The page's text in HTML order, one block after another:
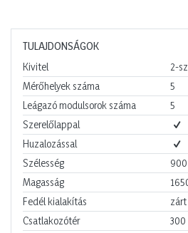
TULAJDONSÁGOK
Kivitel
2-
Mérőhelyek száma
5
Leágazó modulsorok száma
5
Szerelőlappal
Huzalozással
Szélesség
900
Magasság
Fedél kialakítás
Csatlakozótér
300